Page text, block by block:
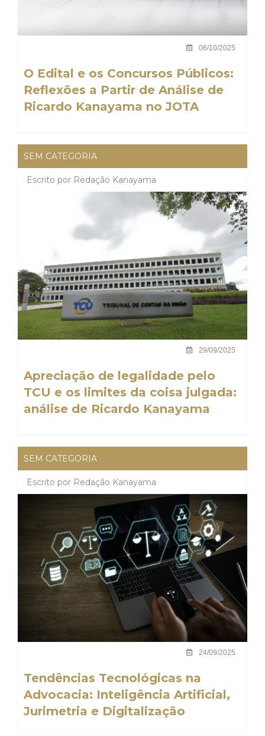
06/10/2025
O Edital e os Concursos Públicos:
Reflexões a Partir de Análise de
Ricardo Kanayama no JOTA
SEM CATEGORIA
Escrito por Redação Kanayama
29/09/2025
Apreciação de legalidade pelo
TCU e os limites da coisa julgada:
análise de Ricardo Kanayama
SEM CATEGORIA
Escrito por Redação Kanayama
24/09/2025
Tendências Tecnológicas na
Advocacia: Inteligência Artificial,
Jurimetria e Digitalização